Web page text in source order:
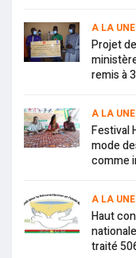
A LA UNE
Projet
remis à
A LA UNE
Festival
mode
comme
A LA UNE
Haut
traité